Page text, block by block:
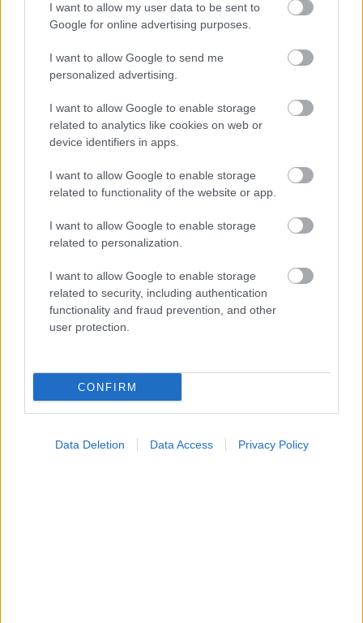
I want to allow my user data to be sent to
Google for online advertising purposes.
I want to allow Google to send me
personalized advertising.
I want to allow Google to enable storage
related to analytics like cookies on web or
device identifiers in apps.
I want to allow Google to enable storage
related to functionality of the website or app.
I want to allow Google to enable storage
related to personalization.
I want to allow Google to enable storage
related to security, including authentication
functionality and fraud prevention, and other
user protection.
CONFIRM
Data Deletion Data Access Privacy Policy
Loading...
Προσθήκη Σχολίου
ΣΗΜΕΡΑ ΣΤΟ IATRONET.GR